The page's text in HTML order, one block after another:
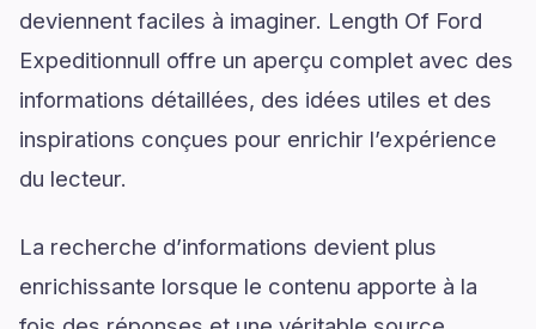
deviennent faciles à imaginer. Length Of Ford
Expeditionnull offre un aperçu complet avec des
informations détaillées, des idées utiles et des
inspirations conçues pour enrichir l’expérience
du lecteur.
La recherche d’informations devient plus
enrichissante lorsque le contenu apporte à la